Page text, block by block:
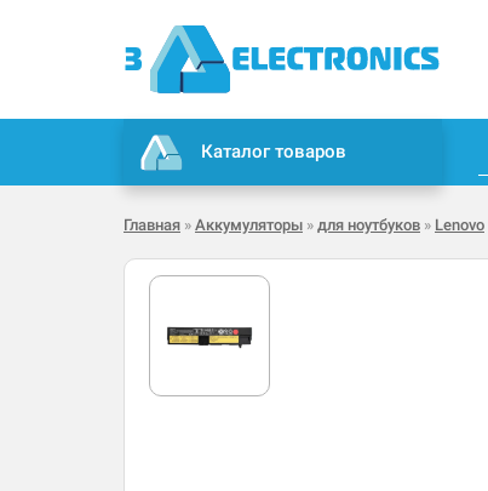
Каталог товаров
Главная » Аккумуляторы » для ноутбуков » Lenovo